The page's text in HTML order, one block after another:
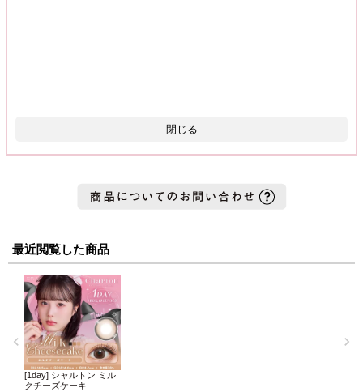
閉じる
最近閲覧した商品
[1day] シャルトン ミル
クチーズケーキ